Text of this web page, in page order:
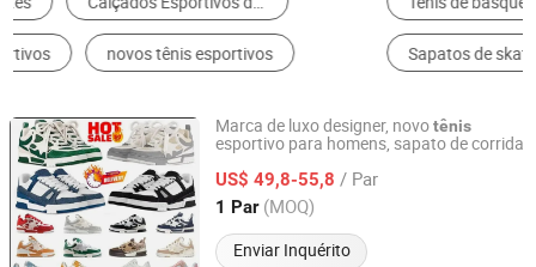
Sapatos de skate masculinos Tênis da moda feminina
Marca de luxo designer, novotênis
esportivo para homens, sapato de corrida
US$ 49,8-55,8 / Par
1 Par (MOQ)
Enviar Inquérito
Shenzhen Xingchen Global Trading Co., Ltd.
Guangdong, China Desde 2026